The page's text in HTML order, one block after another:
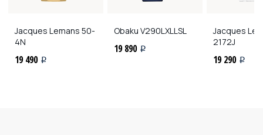
Jacques Lemans 50-
4N
19 490 i
Obaku V290LXLLSL
19 890 i
Jacques
2172J
19 290 i